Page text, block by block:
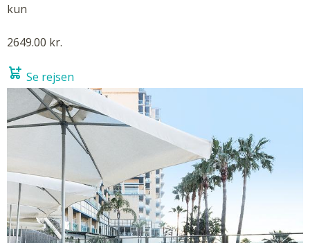
kun
2649.00 kr.
Se rejsen